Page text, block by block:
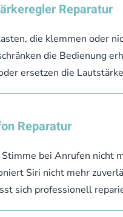
Reparatur
die klemmen oder
die Bedienung
ersetzen die
Reparatur
bei Anrufen nicht
Siri nicht mehr
sich professionell